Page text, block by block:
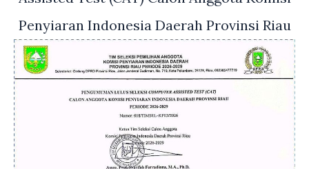
Penyiaran Indonesia Daerah Provinsi Riau